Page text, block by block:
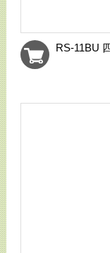
RS-11BU